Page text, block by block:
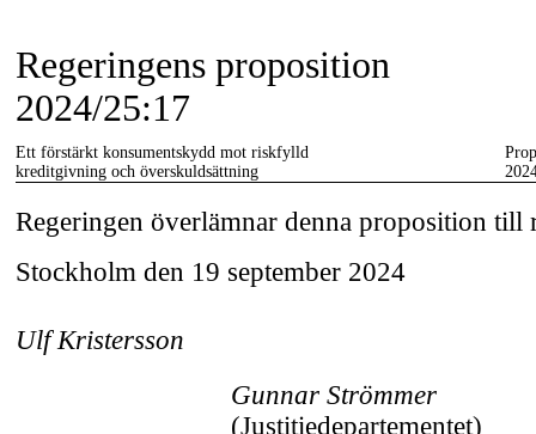
Regeringens proposition
2024/25:17
Ett förstärkt konsumentskydd mot riskfylld
kreditgivning och överskuldsättning
Regeringen överlämnar denna proposition till
Stockholm den 19 september 2024
Ulf Kristersson
Gunnar Strömmer
(Justitiedepartementet)